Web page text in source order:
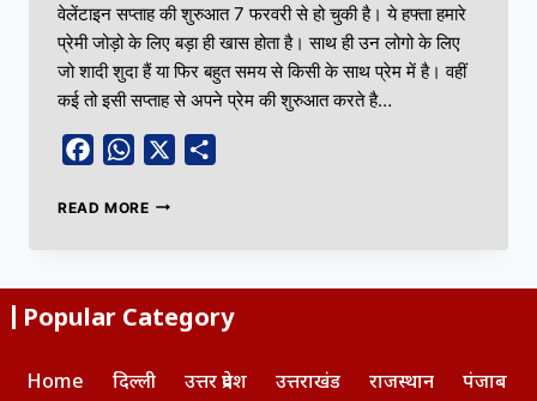
वेलेंटाइन सप्ताह की शुरुआत 7 फरवरी से हो चुकी है। ये हफ्ता हमारे
प्रेमी जोड़ो के लिए बड़ा ही खास होता है। साथ ही उन लोगो के लिए
जो शादी शुदा हैं या फिर बहुत समय से किसी के साथ प्रेम में है। वहीं
कई तो इसी सप्ताह से अपने प्रेम की शुरुआत करते है…
FacebookWhatsApp
READ MORE
Popular Category
Home दिल्ली उत्तर प्रदेश उत्तराखंड राजस्थान पंजाब